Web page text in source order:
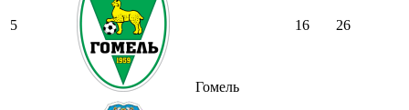
5
Гомель
16 26